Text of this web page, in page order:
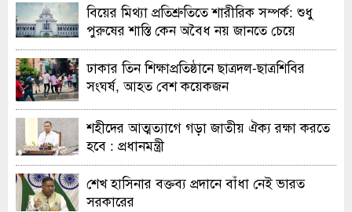
বিয়ের মিথ্যা প্রতিশ্রুতিতে শারীরিক সম্পর্ক: শুধু
পুরুষের শাস্তি কেন অবৈধ নয় জানতে চেয়ে
হাইকোর্টের রুল
ঢাকার তিন শিক্ষাপ্রতিষ্ঠানে ছাত্রদল-ছাত্রশিবির
সংঘর্ষ, আহত বেশ কয়েকজন
শহীদের আত্মত্যাগে গড়া জাতীয় ঐক্য রক্ষা করতে
হবে : প্রধানমন্ত্রী
শেখ হাসিনার বক্তব্য প্রদানে বাঁধা নেই ভারত
সরকারের